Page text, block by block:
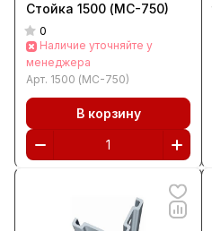
Стойка 1500 (МС-750)
0
Наличие уточняйте у
менеджера
Арт. 1500 (МС-750)
В корзину